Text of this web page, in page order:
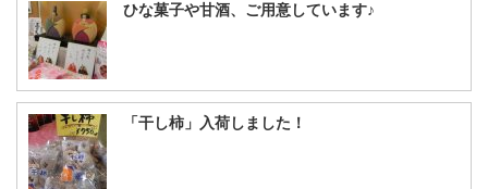
ひな菓子や甘酒、ご用意しています♪
「干し柿」入荷しました！